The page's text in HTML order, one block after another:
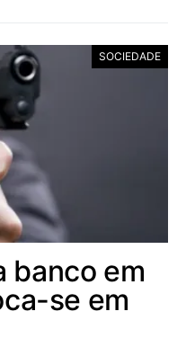
SOCIEDADE
banco em
se em